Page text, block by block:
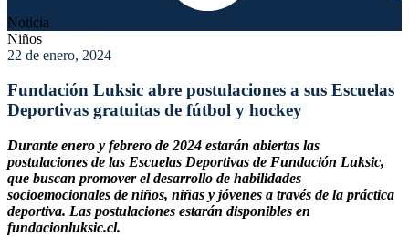
Noticia
Niños
22 de enero, 2024
Fundación Luksic abre postulaciones a sus Escuelas
Deportivas gratuitas de fútbol y hockey
Durante enero y febrero de 2024 estarán abiertas las
postulaciones de las Escuelas Deportivas de Fundación Luksic,
que buscan promover el desarrollo de habilidades
socioemocionales de niños, niñas y jóvenes a través de la práctica
deportiva. Las postulaciones estarán disponibles en
fundacionluksic.cl.